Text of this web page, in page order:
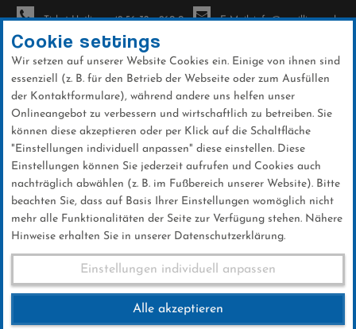
Direkt
zum
Inhalt
Ticket-Hotline: +49 56 32 - 960-0 E-Mail: info@sc-willingen.de
News
Team-Weltcup 15. Februar 2019
11 .Januar 2019
Cookie settings
Wir setzen auf unserer Website Cookies ein. Einige von ihnen sind
essenziell (z. B. für den Betrieb der Webseite oder zum Ausfüllen
der Kontaktformulare), während andere uns helfen unser
Onlineangebot zu verbessern und wirtschaftlich zu betreiben. Sie
können diese akzeptieren oder per Klick auf die Schaltfläche
"Einstellungen individuell anpassen" diese einstellen. Diese
Einstellungen können Sie jederzeit aufrufen und Cookies auch
nachträglich abwählen (z. B. im Fußbereich unserer Website). Bitte
beachten Sie, dass auf Basis Ihrer Einstellungen womöglich nicht
mehr alle Funktionalitäten der Seite zur Verfügung stehen. Nähere
Hinweise erhalten Sie in unserer Datenschutzerklärung.
Einstellungen individuell anpassen
Alle akzeptieren